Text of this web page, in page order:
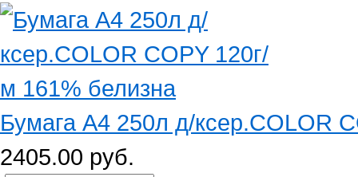
Бумага А4 250л д/ксер.COLOR
2405.00 руб.